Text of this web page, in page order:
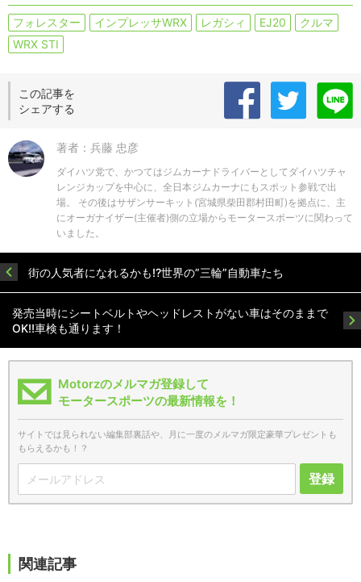
フォレスター インプレッサWRX レガシィ EJ20
クルマ
WRX STI
この記事を
シェアする
著者：兵藤 忠彦
ダイハツ党で、かつてはジムカーナドライバーとしてダイハツチャ
レンジカップを中心に、全日本ジムカーナにもスポット参戦で出
場。 その後はサザンサーキット(宮城県柴田郡村田町)を拠点に、主
にオーガナイザー(主催者)側の立場からモータースポーツに関わって
いました。
街の人気者になれるかも!?世界の”三輪”自動車たち
発売当時にシートベルトやヘッドレストがない車はそのままで
OK!!車検も通ります！
Motorzのメルマガ登録して
モータースポーツの最新情報を！
サイトでは見られない編集部裏話や、月に一度のメルマガ限定豪華プレゼントも
もらえるかも！？
登録
関連記事